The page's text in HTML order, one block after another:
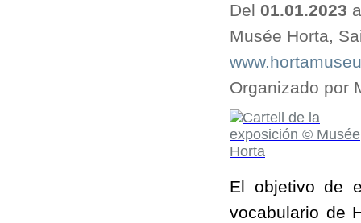
Del 01.01.2023
Musée Horta,
Organizado por
El objetivo de
vocabulario de